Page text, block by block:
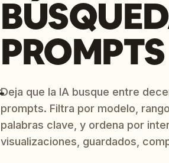
Deja que la IA busque entre
prompts. Filtra por modelo,
palabras clave, y ordena por
visualizaciones, guardados,